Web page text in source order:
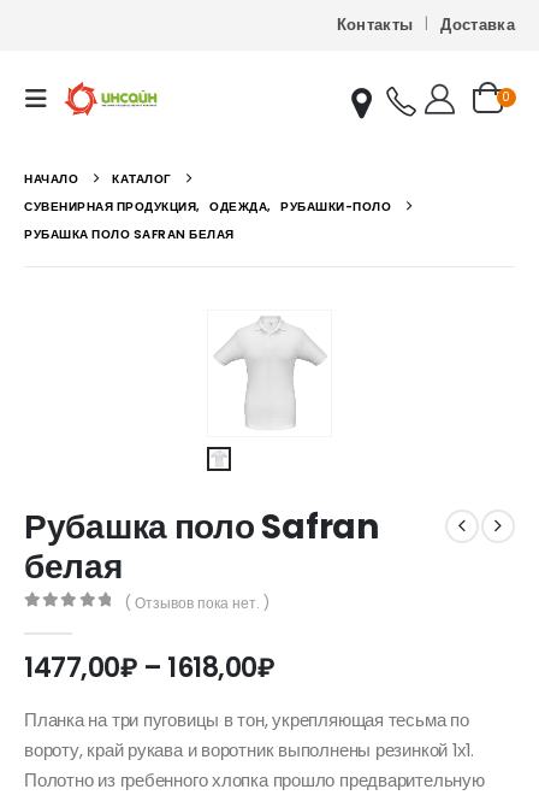
Контакты Доставка
0
НАЧАЛО
КАТАЛОГ
СУВЕНИРНАЯ ПРОДУКЦИЯ, ОДЕЖДА, РУБАШКИ-ПОЛО
РУБАШКА ПОЛО SAFRAN БЕЛАЯ
Рубашка поло Safran
белая
( Отзывов пока нет. )
1477,00₽ – 1618,00₽Диапазон
1477,00₽
–
1618,00₽
Планка на три пуговицы в тон, укрепляющая тесьма по
вороту, край рукава и воротник выполнены резинкой 1х1.
Полотно из гребенного хлопка прошло предварительную